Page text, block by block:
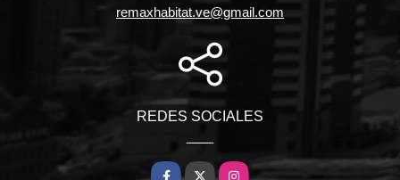
remaxhabitat.ve@gmail.com
REDES SOCIALES
Facebook
X Instagram